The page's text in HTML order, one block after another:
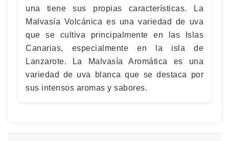
una tiene sus propias características. La
Malvasía Volcánica es una variedad de uva
que se cultiva principalmente en las Islas
Canarias, especialmente en la isla de
Lanzarote. La Malvasía Aromática es una
variedad de uva blanca que se destaca por
sus intensos aromas y sabores.